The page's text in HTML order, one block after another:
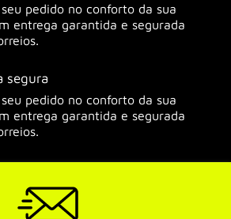
seu pedido no conforto da sua
entrega garantida e segurada
segura
seu pedido no conforto da sua
entrega garantida e segurada